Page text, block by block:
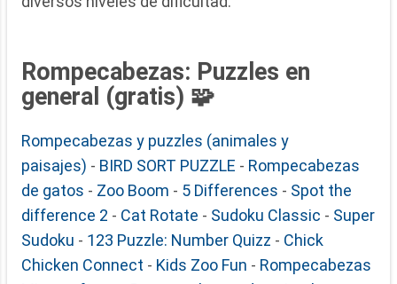
Rompecabezas: Puzzles en
general (gratis) 🧩
Rompecabezas y puzzles (animales y
paisajes) - BIRD SORT PUZZLE - Rompecabezas
de gatos - Zoo Boom - 5 Differences - Spot the
difference 2 - Cat Rotate - Sudoku Classic - Super
Sudoku - 123 Puzzle: Number Quizz - Chick
Chicken Connect - Kids Zoo Fun - Rompecabezas